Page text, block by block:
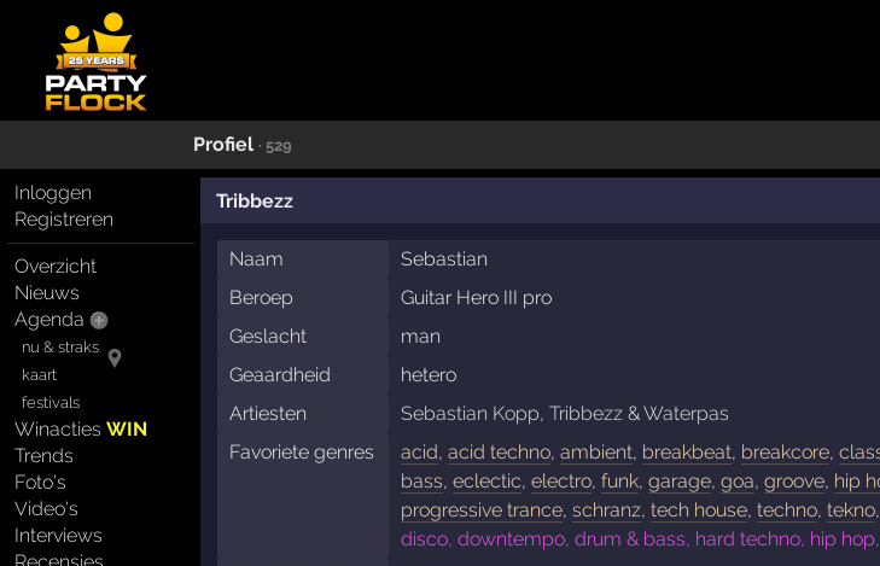
Profiel · 529
Inloggen
Registreren
Overzicht
Nieuws
Agenda
nu & straks
kaart
festivals
WinactiesWIN
Trends
Foto's
Video's
Interviews
Tribbezz
Naam
Sebastian
Beroep
Guitar Hero III pro
Geslacht
man
Geaardheid
hetero
Artiesten
Sebastian Kopp,Tribbezz &Waterpas
Favoriete genres
acid,acid techno,ambient, breakbeat, breakcore,
bass,eclectic,electro,funk,garage,goa,groove, hip
progressive trance,schranz,tech house,techno,tekno
disco, downtempo, drum & bass, hard techno, hip